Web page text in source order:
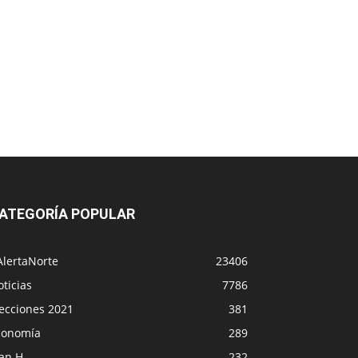
POPULAR
23406
7786
2021
381
289